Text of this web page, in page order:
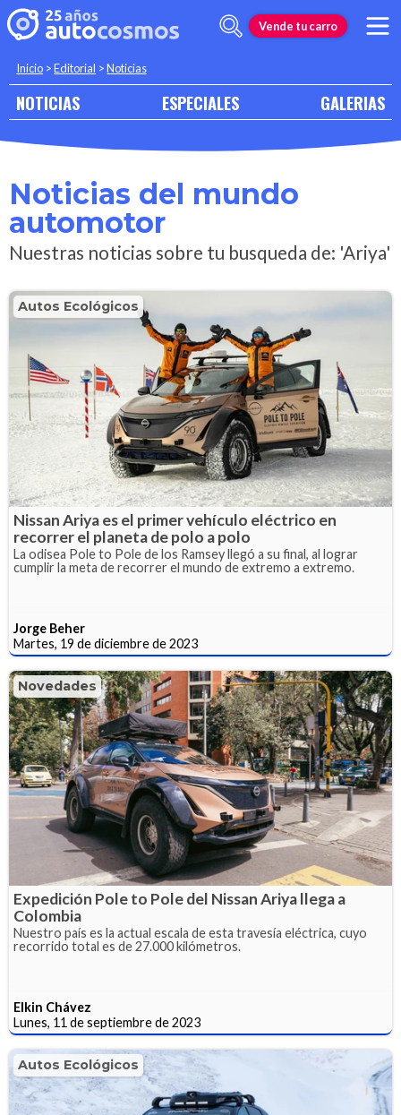
Vende tu carro
Inicio >Editorial >Noticias
NOTICIAS ESPECIALES GALERIAS
Noticias del mundo
automotor
Nuestras noticias sobre tu busqueda de: 'Ariya'
Autos Ecológicos
Nissan Ariya es el primer vehículo eléctrico en
recorrer el planeta de polo a polo
La odisea Pole to Pole de los Ramsey llegó a su final, al lograr
cumplir la meta de recorrer el mundo de extremo a extremo.
Jorge Beher
Martes, 19 de diciembre de 2023
Novedades
Expedición Pole to Pole del Nissan Ariya llega a
Colombia
Nuestro país es la actual escala de esta travesía eléctrica, cuyo
recorrido total es de 27.000 kilómetros.
Elkin Chávez
Lunes, 11 de septiembre de 2023
Autos Ecológicos